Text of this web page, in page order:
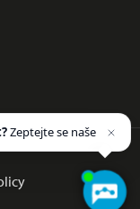
se našeho